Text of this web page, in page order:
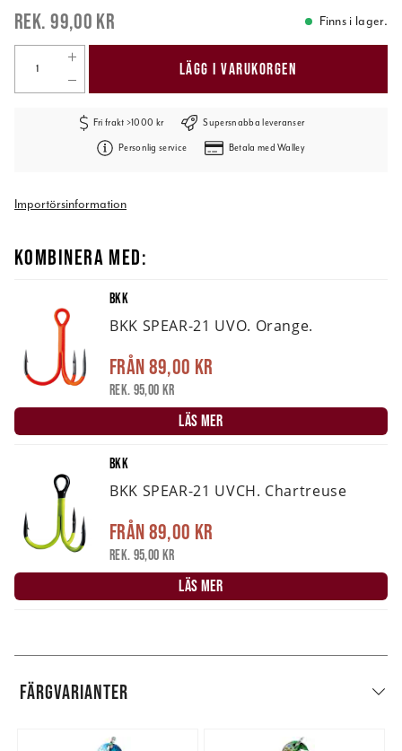
99,00 kr Finns i lager.
LÄGG I VARUKORGEN
Fri frakt >1000 kr Supersnabba leveranser
Personlig service Betala med Walley
Importörsinformation
KOMBINERA MED:
BKK
BKK SPEAR-21 UVO. Orange.
Från89,00 kr
Rek. 95,00 kr
LÄS MER
BKK
BKK SPEAR-21 UVCH. Chartreuse
Från89,00 kr
Rek. 95,00 kr
LÄS MER
FÄRGVARIANTER